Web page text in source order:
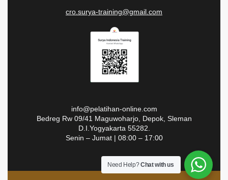
cro.surya-training@gmail.com
info@pelatihan-online.com
Bedreg Rw 09/41 Maguwoharjo, Depok, Sleman
D.I.Yogyakarta 55282.
Senin – Jumat | 08:00 – 17:00
Need Help?Chat with us